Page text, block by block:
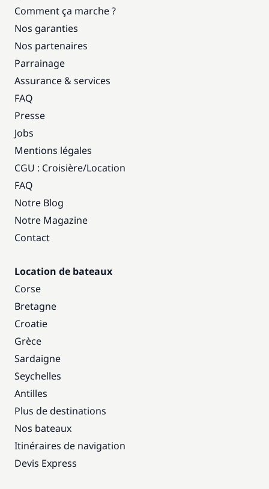
Comment ça marche ?
Nos garanties
Nos partenaires
Parrainage
Assurance & services
FAQ
Presse
Jobs
Mentions légales
CGU : Croisière/Location
FAQ
Notre Blog
Notre Magazine
Contact
Location de bateaux
Corse
Bretagne
Croatie
Grèce
Sardaigne
Seychelles
Antilles
Plus de destinations
Nos bateaux
Itinéraires de navigation
Devis Express